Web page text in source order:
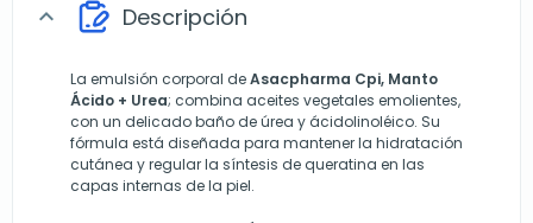
expand_more Descripción
La emulsión corporal deAsacpharma Cpi, Manto
Ácido + Urea; combina aceites vegetales emolientes,
con un delicado baño de úrea y ácidolinoléico. Su
fórmula está diseñada para mantener la hidratación
cutánea y regular la síntesis de queratina en las
capas internas de la piel.